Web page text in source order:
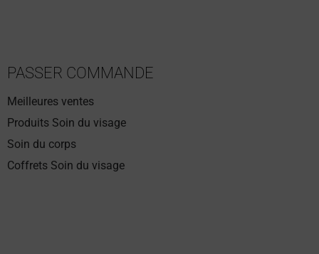
PASSER COMMANDE
Meilleures ventes
Produits Soin du visage
Soin du corps
Coffrets Soin du visage